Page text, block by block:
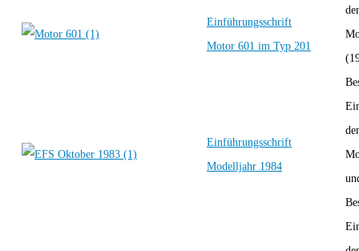
Einführungsschrift
Motor 601 im Typ 201
Einführungsschrift
Modelljahr 1984